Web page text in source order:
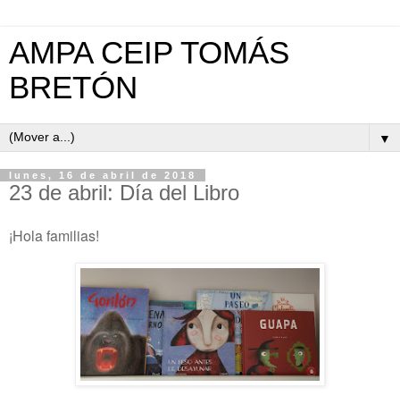
AMPA CEIP TOMÁS
BRETÓN
▼
lunes, 16 de abril de 2018
23 de abril: Día del Libro
¡Hola familias!